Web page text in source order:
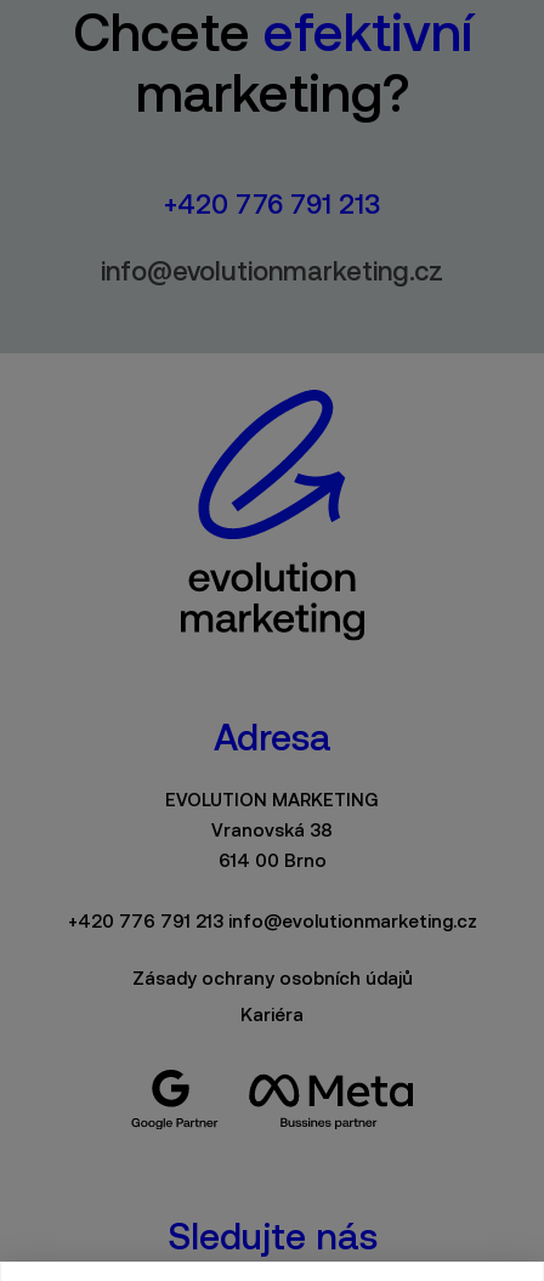
Chcete efektivní
marketing?
+420 776 791 213
info@evolutionmarketing.cz
Adresa
EVOLUTION MARKETING
Vranovská 38
614 00 Brno
+420 776 791 213 info@evolutionmarketing.cz
Zásady ochrany osobních údajů
Kariéra
Sledujte nás